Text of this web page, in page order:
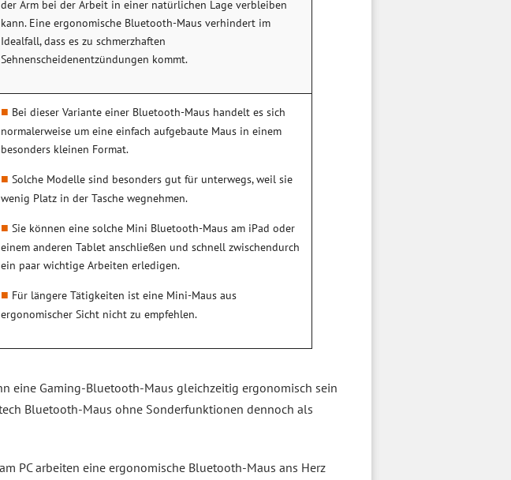
der Arm bei der Arbeit in einer natürlichen Lage verbleiben
kann. Eine ergonomische Bluetooth-Maus verhindert im
Idealfall, dass es zu schmerzhaften
Sehnenscheidenentzündungen kommt.
Bei dieser Variante einer Bluetooth-Maus handelt es sich
normalerweise um eine einfach aufgebaute Maus in einem
besonders kleinen Format.
Solche Modelle sind besonders gut für unterwegs, weil sie
wenig Platz in der Tasche wegnehmen.
Sie können eine solche Mini Bluetooth-Maus am iPad oder
einem anderen Tablet anschließen und schnell zwischendurch
ein paar wichtige Arbeiten erledigen.
Für längere Tätigkeiten ist eine Mini-Maus aus
ergonomischer Sicht nicht zu empfehlen.
eine Gaming-Bluetooth-Maus gleichzeitig ergonomisch sein
Bluetooth-Maus ohne Sonderfunktionen dennoch als
PC arbeiten eine ergonomische Bluetooth-Maus ans Herz